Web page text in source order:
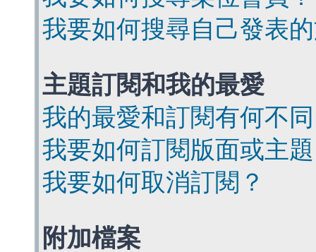
我要如何搜尋自己發表
主題訂閱和我的最愛
我的最愛和訂閱有何不
我要如何訂閱版面或主
我要如何取消訂閱？
附加檔案